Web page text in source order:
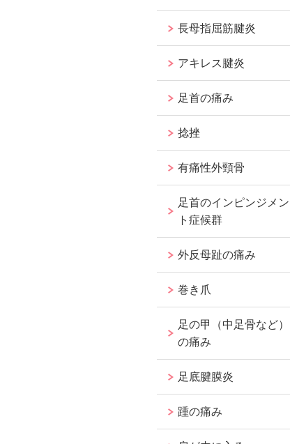
長母指屈筋腱炎
アキレス腱炎
足首の痛み
捻挫
有痛性外頸骨
足首のインピンジメン
ト症候群
外反母趾の痛み
巻き爪
足の甲（中足骨など）
の痛み
足底腱膜炎
踵の痛み